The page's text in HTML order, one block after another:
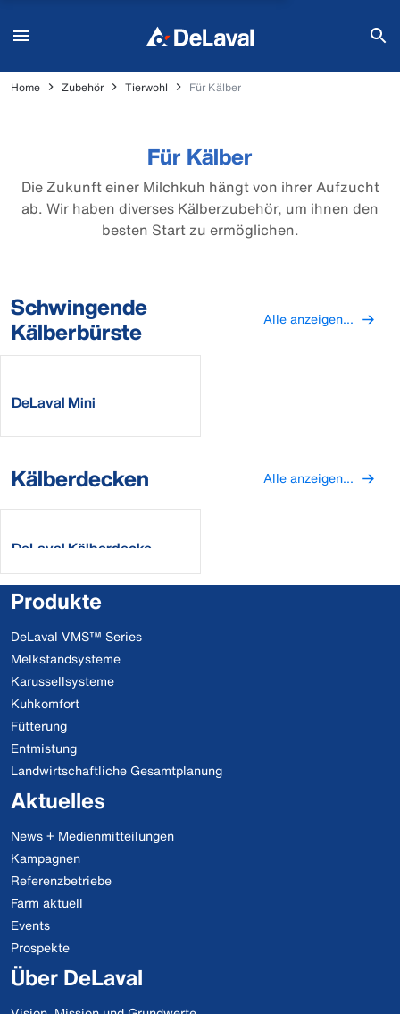
Home Zubehör Tierwohl Für Kälber
Für Kälber
Die Zukunft einer Milchkuh hängt von ihrer Aufzucht
ab. Wir haben diverses Kälberzubehör, um ihnen den
besten Start zu ermöglichen.
Schwingende
Kälberbürste Alle anzeigen...
DeLaval Mini
Kälberdecken Alle anzeigen...
DeLaval Kälberdecke
Produkte
DeLaval VMS™ Series
Melkstandsysteme
Karussellsysteme
Kuhkomfort
Fütterung
Entmistung
Landwirtschaftliche Gesamtplanung
Aktuelles
News + Medienmitteilungen
Kampagnen
Referenzbetriebe
Farm aktuell
Events
Prospekte
Über DeLaval